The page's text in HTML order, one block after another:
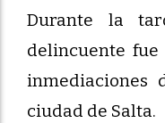
Durante la
delincuente
inmediaciones
ciudad de Salta.